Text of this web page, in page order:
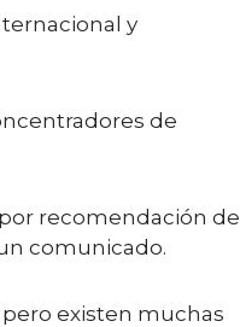
y
de
recomendación de
comunicado.
pero existen muchas